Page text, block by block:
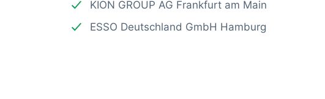
KION GROUP AG Frankfurt am Main
ESSO Deutschland GmbH Hamburg